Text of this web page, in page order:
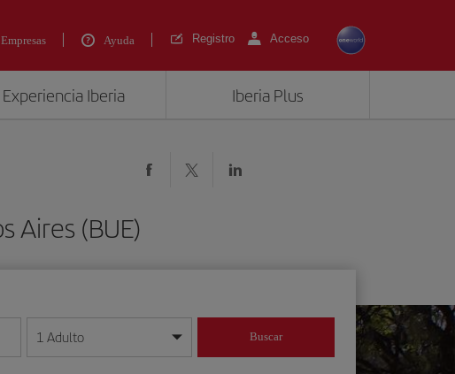
Empresas Ayuda Registro Acceso
Experiencia Iberia Iberia Plus
Aires (BUE)
formato día/mes/año
1 Adulto Buscar